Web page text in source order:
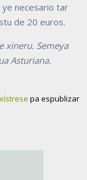
ye necesario tar
de 20 euros.
xineru. Semeya
Asturiana.
pa espublizar